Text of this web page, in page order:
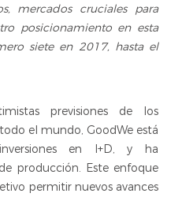
mercados cruciales para
posicionamiento en esta
siete en 2017, hasta el
previsiones de los
el mundo, GoodWe está
en I+D, y ha
producción. Este enfoque
permitir nuevos avances